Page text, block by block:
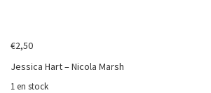
Caroline
€2,50
Jessica Hart – Nicola Marsh
1 en stock